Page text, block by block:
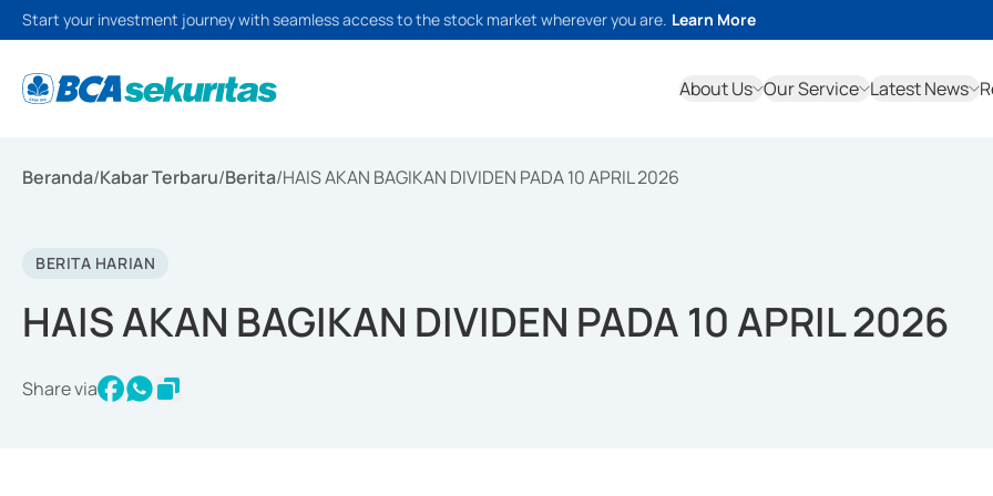
Start your investment journey with seamless access to the stock market wherever you are. Learn More
About Us Our Service Latest News
Beranda/Kabar Terbaru/Berita/HAIS AKAN BAGIKAN DIVIDEN PADA 10 APRIL 2026
BERITA HARIAN
HAIS AKAN BAGIKAN DIVIDEN PADA 10 APRIL 2026
Share via